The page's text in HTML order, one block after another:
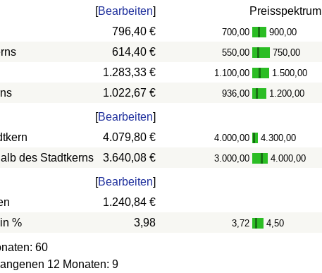
[Bearbeiten]
Preisspektrum
796,40 € 700,00 - 900,00
614,40 € 550,00 - 750,00
1.283,33 € 1.100,00 - 1.500,00
1.022,67 € 936,00 - 1.200,00
[Bearbeiten]
4.079,80 € 4.000,00 - 4.300,00
des Stadtkerns 3.640,08 € 3.000,00 - 4.000,00
[Bearbeiten]
1.240,84 €
%
3,98 3,72 - 4,50
60
12 Monaten: 9